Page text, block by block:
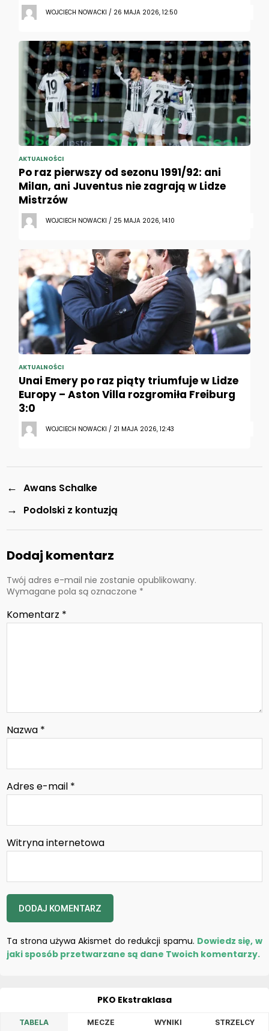
WOJCIECH NOWACKI / 26 MAJA 2026, 12:50
AKTUALNOŚCI
Po raz pierwszy od sezonu 1991/92: ani
Milan, ani Juventus nie zagrają w Lidze
Mistrzów
WOJCIECH NOWACKI / 25 MAJA 2026, 14:10
AKTUALNOŚCI
Unai Emery po raz piąty triumfuje w Lidze
Europy – Aston Villa rozgromiła Freiburg
3:0
WOJCIECH NOWACKI / 21 MAJA 2026, 12:43
← Awans Schalke
→ Podolski z kontuzją
Dodaj komentarz
Twój adres e-mail nie zostanie opublikowany.
Wymagane pola są oznaczone *
Komentarz *
Nazwa *
Adres e-mail *
Witryna internetowa
Ta strona używa Akismet do redukcji spamu. Dowiedz się, w
jaki sposób przetwarzane są dane Twoich komentarzy.
PKO Ekstraklasa
TABELA MECZE WYNIKI STRZELCY